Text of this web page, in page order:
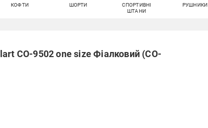
КОФТИ ШОРТИ
СПОРТИВНІ
ШТАНИ
РУШНИКИ
CO-9502 one size Фіалковий (CO-